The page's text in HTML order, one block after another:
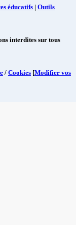
éducatifs | Outils
interdites sur tous
/ Cookies [Modifier vos